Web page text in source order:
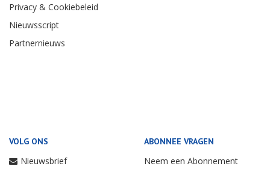
Privacy & Cookiebeleid
Nieuwsscript
Partnernieuws
VOLG ONS
Nieuwsbrief
ABONNEE VRAGEN
Neem een Abonnement